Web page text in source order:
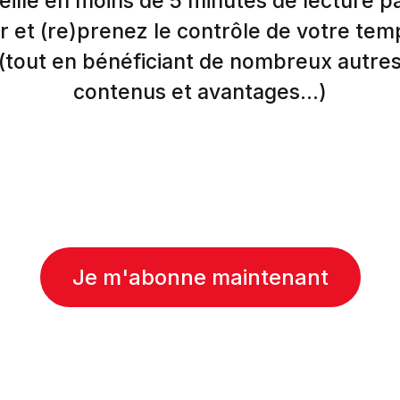
et (re)prenez le contrôle de votre
(tout en bénéficiant de nombreux autres
contenus et avantages...)
Je m'abonne maintenant